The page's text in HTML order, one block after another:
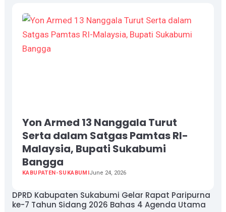
Yon Armed 13 Nanggala Turut
Serta dalam Satgas Pamtas RI-
Malaysia, Bupati Sukabumi
Bangga
KABUPATEN-SUKABUMIJune 24, 2026
DPRD Kabupaten Sukabumi Gelar Rapat Paripurna
ke-7 Tahun Sidang 2026 Bahas 4 Agenda Utama